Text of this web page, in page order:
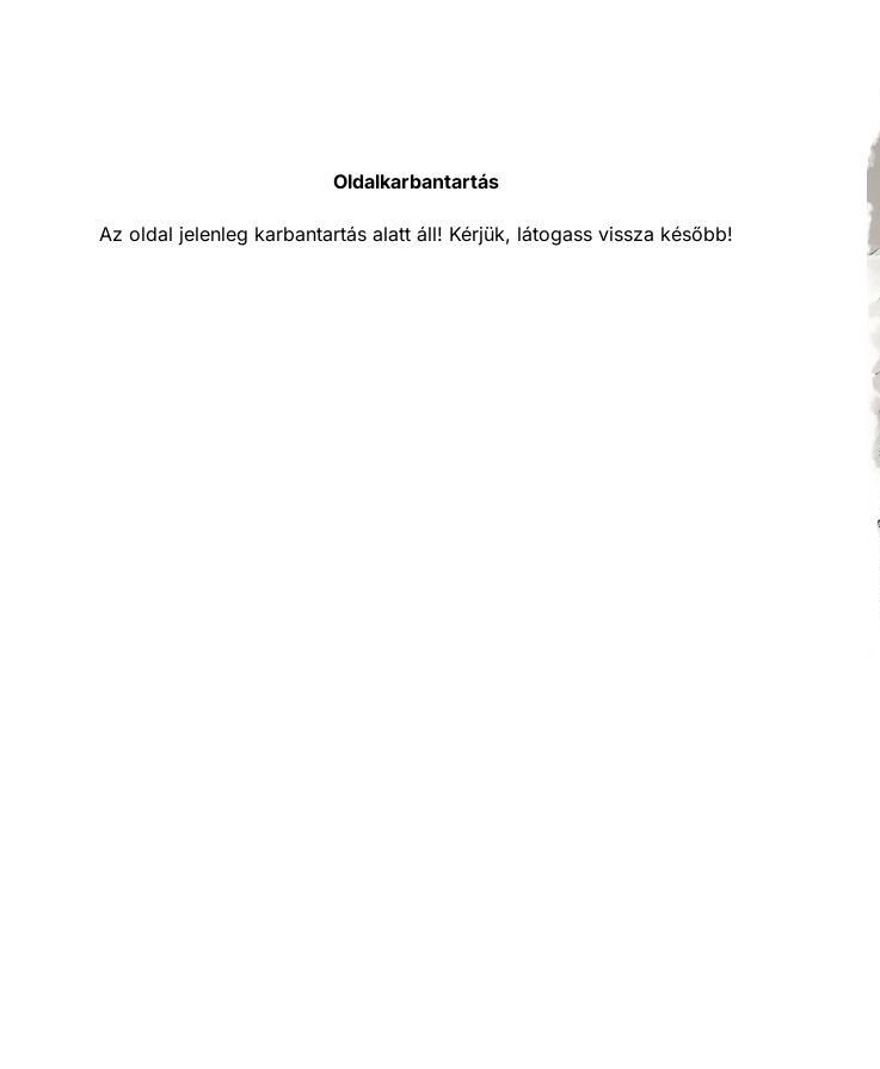
Oldalkarbantartás
Az oldal jelenleg karbantartás alatt áll! Kérjük, látogass vissza később!